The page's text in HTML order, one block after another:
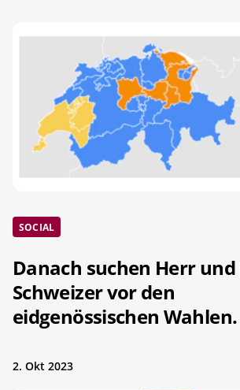
SOCIAL
Danach suchen Herr und
Schweizer vor den
eidgenössischen Wahlen.
2. Okt 2023